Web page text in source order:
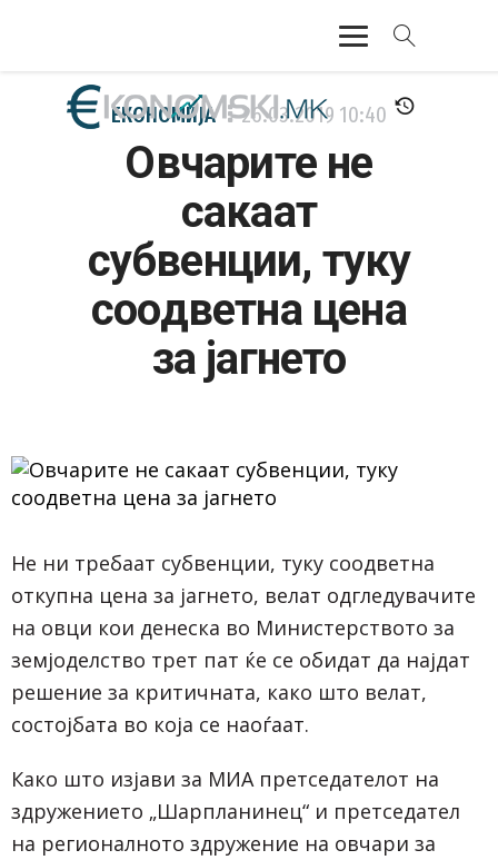
АКТУЕЛНО
ЕКОНОМИЈА
БАНКАРСТВО
ЖИВОТ
ЕКОНОМИЈА 26.03.2019 10:40
Овчарите не
сакаат
субвенции, туку
соодветна цена
за јагнето
Не ни требаат субвенции, туку соодветна
откупна цена за јагнето, велат одгледувачите
на овци кои денеска во Министерството за
земјоделство трет пат ќе се обидат да најдат
решение за критичната, како што велат,
состојбата во која се наоѓаат.
Како што изјави за МИА претседателот на
здружението „Шарпланинец“ и претседател
на регионалното здружение на овчари за